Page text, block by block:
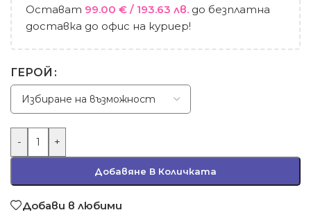
Остават 99.00 € / 193.63 лв. до безплатна
доставка до офис на куриер!
ГЕРОЙ
- +
Добавяне В Количката
Добави в любими